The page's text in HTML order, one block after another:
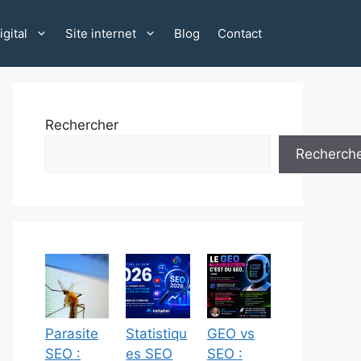
Site internet Blog Contact
Rechercher
Parasite
SEO :
Statistiqu
es SEO
GEO vs
SEO :